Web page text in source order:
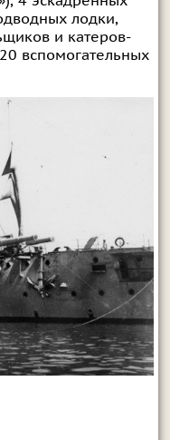
лодки,
и катеров-
вспомогательных